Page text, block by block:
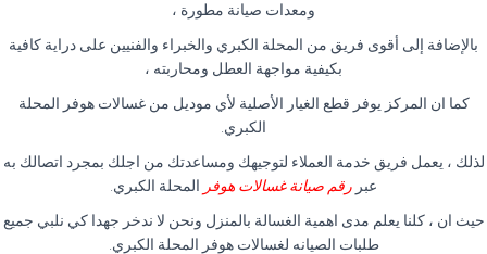
ومعدات صيانة مطورة ،
بالإضافة إلى أقوى فريق من المحلة الكبري والخبراء والفنيين على دراية كافية
بكيفية مواجهة العطل ومحاربته ،
كما ان المركز يوفر قطع الغيار الأصلية لأي موديل من غسالات هوفر المحلة
الكبري.
لذلك ، يعمل فريق خدمة العملاء لتوجيهك ومساعدتك من اجلك بمجرد اتصالك به
عبر رقم صيانة غسالات هوفر المحلة الكبري.
حيث ان ، كلنا يعلم مدى اهمية الغسالة بالمنزل ونحن لا ندخر جهدا كي نلبي جميع
طلبات الصيانه لغسالات هوفر المحلة الكبري.